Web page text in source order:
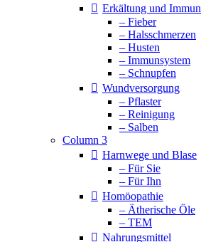
Erkältung und
– Fieber
– Halsschmerzen
– Husten
– Immunsystem
– Schnupfen
Wundversorgung
– Pflaster
– Reinigung
– Salben
Column 3
Harnwege und Blase
– Für Sie
– Für Ihn
Homöopathie
– Ätherische Öle
– TEM
Nahrungsmittel